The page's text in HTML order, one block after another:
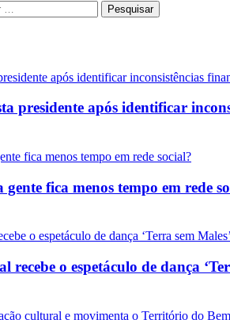
presidente após identificar
gente fica menos tempo em rede
recebe o espetáculo de dança